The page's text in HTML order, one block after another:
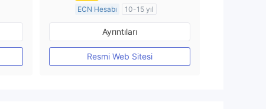
Düzenleyici Ülke/Bölge: Avustralya
ECN Hesabı
10-15 yıl
Düzenleyici Ülke/Bölge: Avustralya
Pazar Yapıcılık (MM)
MT4 Tam Lisans
Ayrıntıları
Resmi Web Sitesi